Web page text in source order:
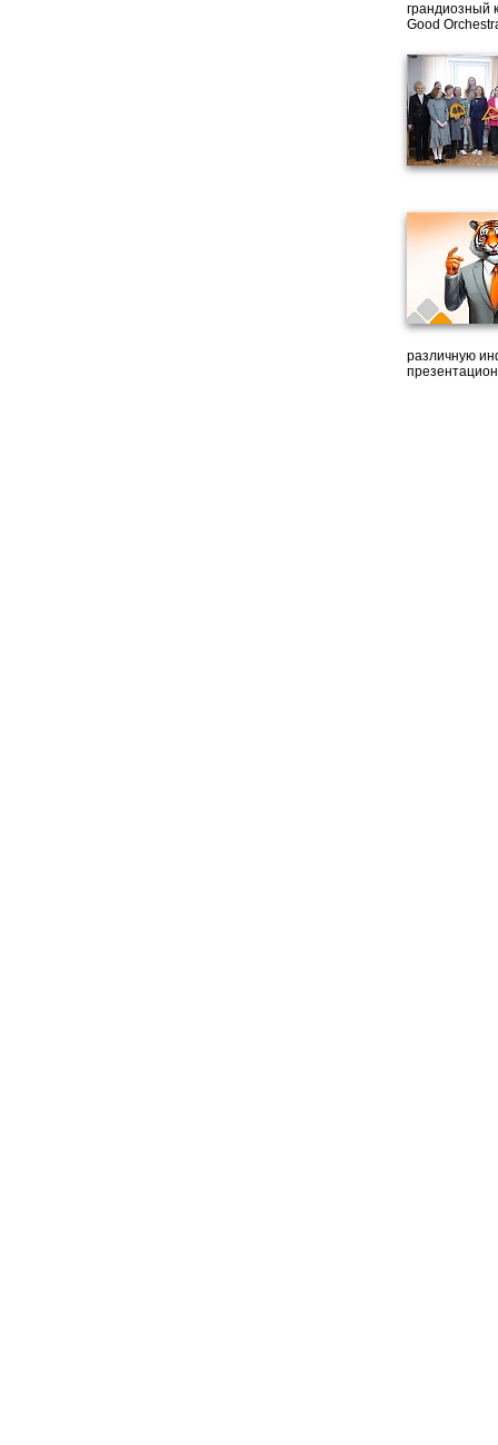
грандиозный
Good
различную